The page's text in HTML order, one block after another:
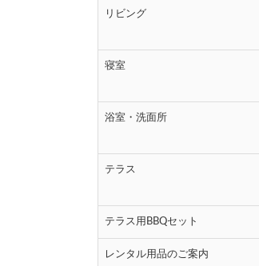
リビング
寝室
浴室・洗面所
テラス
テラス用BBQセット
レンタル用品のご案内